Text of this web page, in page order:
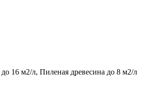
до 16 м2/л, Пиленая древесина до 8 м2/л